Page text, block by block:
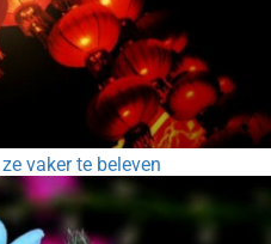
vaker te beleven